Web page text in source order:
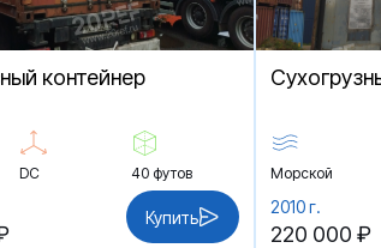
контейнер
DC 40 футов
Купить
Морской
2010 г.
220 000 ₽